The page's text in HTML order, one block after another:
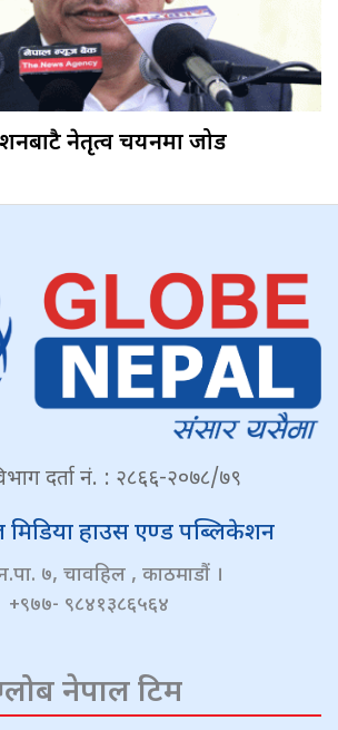
नेतृत्व चयनमा जोड
दर्ता नं. : २८६६-२०७८/७९
मिडिया हाउस एण्ड पब्लिकेशन
७, चावहिल , काठमाडौं ।
+९७७- ९८४१३८६५६४
नेपाल टिम